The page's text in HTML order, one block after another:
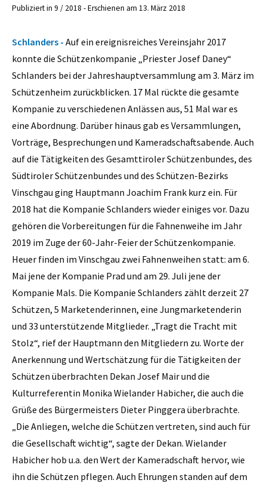
Publiziert in 9 / 2018 - Erschienen am 13. März 2018
Schlanders - Auf ein ereignisreiches Vereinsjahr 2017
konnte die Schützenkompanie „Priester Josef Daney“
Schlanders bei der Jahreshauptversammlung am 3. März im
Schützenheim zurückblicken. 17 Mal rückte die gesamte
Kompanie zu verschiedenen Anlässen aus, 51 Mal war es
eine Abordnung. Darüber hinaus gab es Versammlungen,
Vorträge, Besprechungen und Kameradschaftsabende. Auch
auf die Tätigkeiten des Gesamttiroler Schützenbundes, des
Südtiroler Schützenbundes und des Schützen-Bezirks
Vinschgau ging Hauptmann Joachim Frank kurz ein. Für
2018 hat die Kompanie Schlanders wieder einiges vor. Dazu
gehören die Vorbereitungen für die Fahnenweihe im Jahr
2019 im Zuge der 60-Jahr-Feier der Schützenkompanie.
Heuer finden im Vinschgau zwei Fahnenweihen statt: am 6.
Mai jene der Kompanie Prad und am 29. Juli jene der
Kompanie Mals. Die Kompanie Schlanders zählt derzeit 27
Schützen, 5 Marketenderinnen, eine Jungmarketenderin
und 33 unterstützende Mitglieder. „Tragt die Tracht mit
Stolz“, rief der Hauptmann den Mitgliedern zu. Worte der
Anerkennung und Wertschätzung für die Tätigkeiten der
Schützen überbrachten Dekan Josef Mair und die
Kulturreferentin Monika Wielander Habicher, die auch die
Grüße des Bürgermeisters Dieter Pinggera überbrachte.
„Die Anliegen, welche die Schützen vertreten, sind auch für
die Gesellschaft wichtig“, sagte der Dekan. Wielander
Habicher hob u.a. den Wert der Kameradschaft hervor, wie
ihn die Schützen pflegen. Auch Ehrungen standen auf dem